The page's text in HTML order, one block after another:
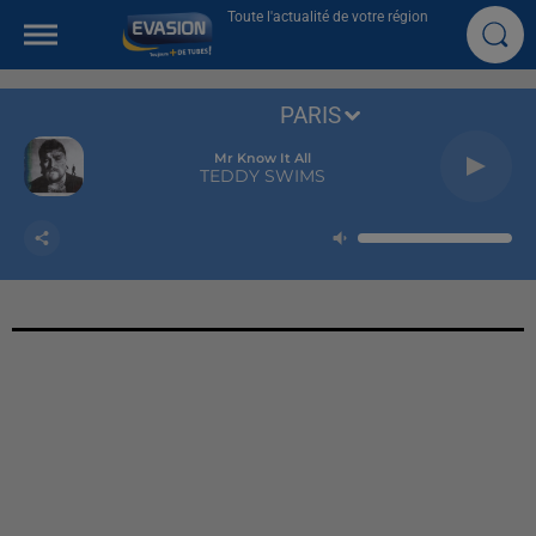
Toute l'actualité de votre région
Mr Know It All
TEDDY SWIMS
PARIS